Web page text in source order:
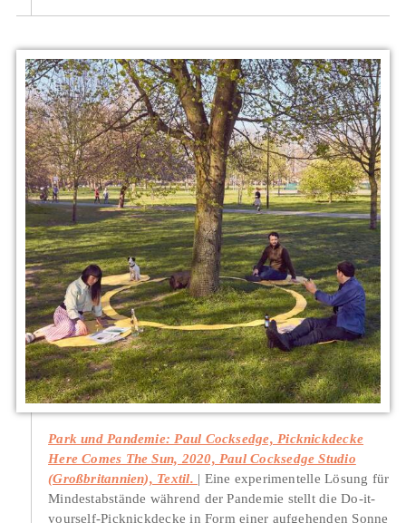
Park und Pandemie: Paul Cocksedge, Picknickdecke
Here Comes The Sun, 2020, Paul Cocksedge Studio
(Großbritannien), Textil.
Eine experimentelle Lösung für
Mindestabstände während der Pandemie stellt die Do-it-
yourself-Picknickdecke in Form einer aufgehenden Sonne